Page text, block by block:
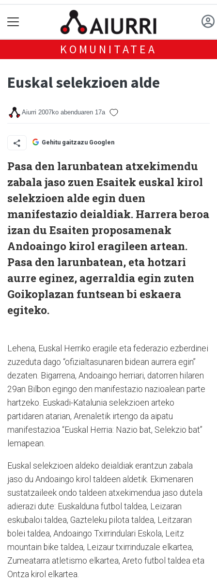
KOMUNITATEA
Euskal selekzioen alde
Aiurri 2007ko abenduaren 17a
Gehitu gaitzazu Googlen
Pasa den larunbatean atxekimendu
zabala jaso zuen Esaitek euskal kirol
selekzioen alde egin duen
manifestazio deialdiak. Harrera beroa
izan du Esaiten proposamenak
Andoaingo kirol eragileen artean.
Pasa den larunbatean, eta hotzari
aurre eginez, agerraldia egin zuten
Goikoplazan funtsean bi eskaera
egiteko.
Lehena, Euskal Herriko eragile eta federazio ezberdinei
zuzeduta dago “ofizialtasunaren bidean aurrera egin”
dezaten. Bigarrena, Andoaingo herriari, datorren hilaren
29an Bilbon egingo den manifestazio nazioalean parte
hartzeko. Euskadi-Katalunia selekzioen arteko
partidaren atarian, Arenaletik irtengo da aipatu
manifestazioa “Euskal Herria: Nazio bat, Selekzio bat”
lemapean.
Euskal selekzioen aldeko deialdiak erantzun zabala
jaso du Andoaingo kirol taldeen aldetik. Ekimenaren
sustatzaileek ondo taldeen atxekimendua jaso dutela
adierazi dute: Euskalduna futbol taldea, Leizaran
eskubaloi taldea, Gazteleku pilota taldea, Leitzaran
bolei taldea, Andoaingo Txirrindulari Eskola, Leitz
mountain bike taldea, Leizaur txirrinduzale elkartea,
Zumeatarra atletismo elkartea, Areto futbol taldea eta
Ontza kirol elkartea.